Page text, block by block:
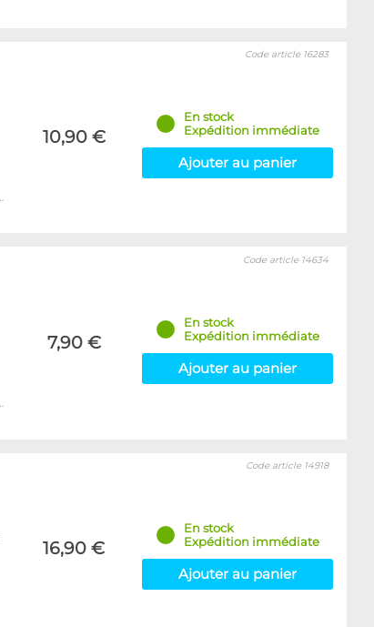
10,90 €
Code article 16283
En stock
Expédition immédiate
Ajouter au panier
7,90 €
Code article 14634
En stock
Expédition immédiate
Ajouter au panier
16,90 €
Code article 14918
En stock
Expédition immédiate
Ajouter au panier